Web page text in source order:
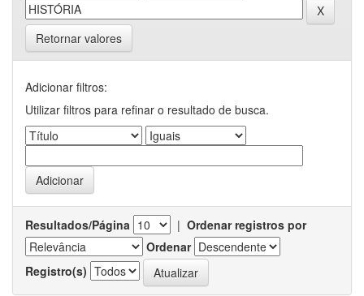
Retornar valores
Adicionar filtros:
Utilizar filtros para refinar o resultado de busca.
Resultados/Página | Ordenar registros por
Ordenar
Registro(s)